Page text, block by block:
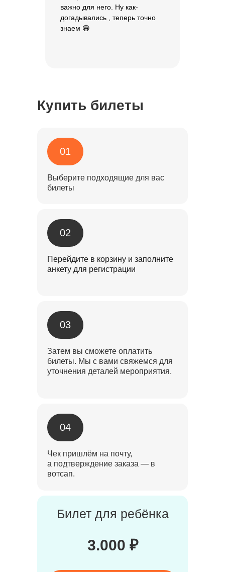
важно для него. Ну как-
догадывались , теперь точно
знаем 😄
Купить билеты
Выберите подходящие для вас
билеты
01
Перейдите в корзину и заполните
анкету для регистрации
02
Затем вы сможете оплатить
билеты. Мы с вами свяжемся для
уточнения деталей мероприятия.
03
Чек пришлём на почту,
а подтверждение заказа — в
вотсап.
04
Билет для ребёнка
3.000 ₽